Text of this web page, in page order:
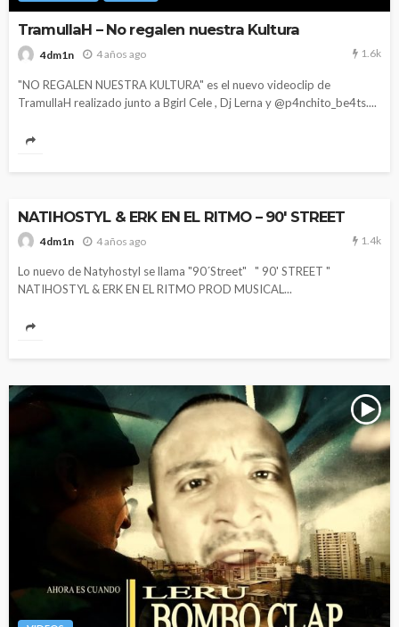
TramullaH – No regalen nuestra Kultura
4dm1n 4 años ago 1.6k
"NO REGALEN NUESTRA KULTURA" es el nuevo videoclip de
TramullaH realizado junto a Bgirl Cele , Dj Lerna y @p4nchito_be4ts....
NATIHOSTYL & ERK EN EL RITMO – 90′ STREET
4dm1n 4 años ago 1.4k
Lo nuevo de Natyhostyl se llama "90´Street" " 90' STREET "
NATIHOSTYL & ERK EN EL RITMO PROD MUSICAL...